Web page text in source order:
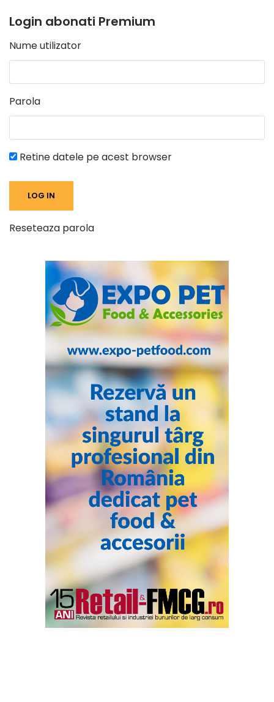
Login abonati Premium
Nume utilizator
Parola
Retine datele pe acest browser
Reseteaza parola